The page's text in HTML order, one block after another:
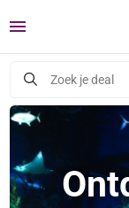
Menu
Zoek je deal